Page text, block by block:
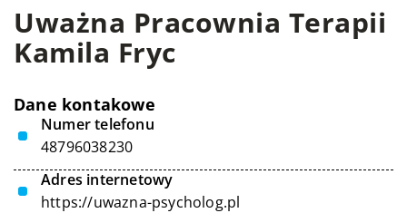
Uważna Pracownia Terapii
Kamila Fryc
Dane kontakowe
Numer telefonu
48796038230
Adres internetowy
https://uwazna-psycholog.pl